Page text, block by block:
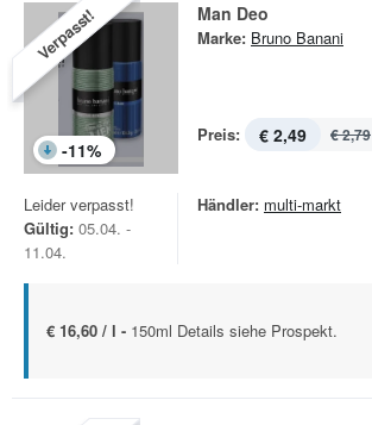
Verpasst!
-11%
Man Deo
Marke: Bruno Banani
Preis: € 2,49 € 2,79
Leider verpasst!
Gültig: 05.04. -
11.04.
Händler: multi-markt
€ 16,60 / l - 150ml Details siehe Prospekt.